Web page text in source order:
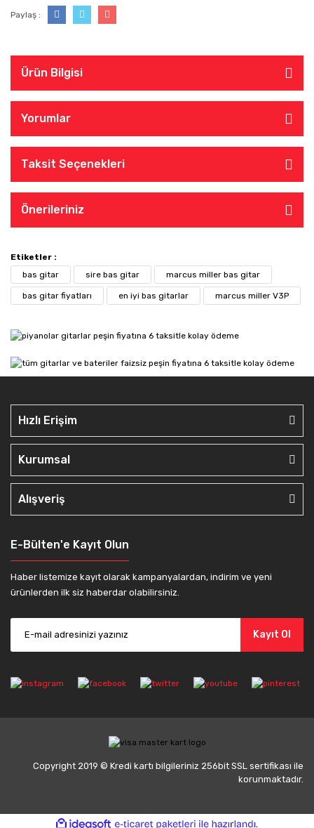
Paylaş :
Ürün Bilgisi
Yorumlar
Taksit Seçenekleri
Önerileriniz
Etiketler :
bas gitar
sire bas gitar marcus miller bas gitar
bas gitar fiyatları en iyi bas gitarlar marcus miller V3P
Hızlı Erişim
Kurumsal
Alışveriş
E-Bülten'e Kayıt Olun
Haber listemize kayıt olarak kampanyalardan, indirim ve yeni
ürünlerden ilk siz haberdar olabilirsiniz.
Kayıt Ol
Copyright 2019 © Kredi kartı bilgileriniz 256bit SSL sertifikası ile
korunmaktadır.
ideasoft e-